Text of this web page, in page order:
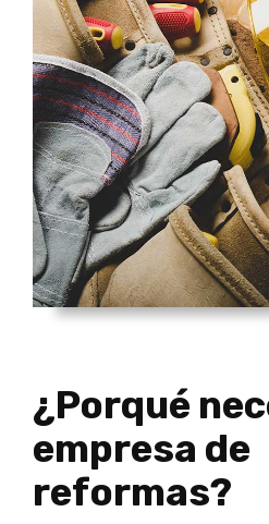
¿Porqué
empresa de
reformas?